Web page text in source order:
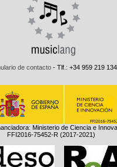
de contacto - Tlf.: +34 959 219 134
Ministerio de Ciencia e
FFI2016-75452-R (2017-2021)